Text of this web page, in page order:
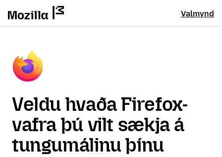
Valmynd
Veldu hvaða Firefox-
vafra þú vilt sækja á
tungumálinu þínu